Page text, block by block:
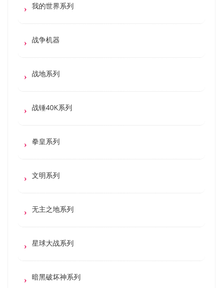
我的世界系列
战争机器
战地系列
战锤40K系列
拳皇系列
文明系列
无主之地系列
星球大战系列
暗黑破坏神系列